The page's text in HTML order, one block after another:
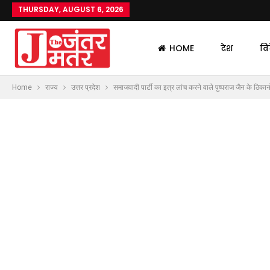
THURSDAY, AUGUST 6, 2026
HOME देश
Home राज्य उत्तर प्रदेश समाजवादी पार्टी का इत्र लांच करने वाले पुष्पराज जैन के